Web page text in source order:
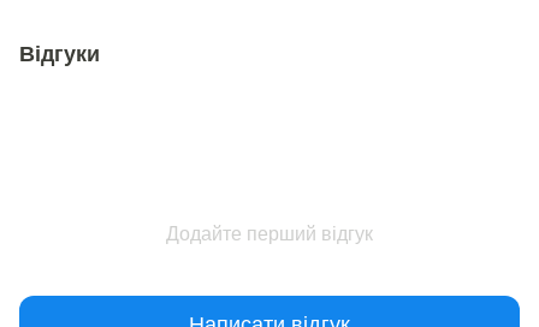
Відгуки
Додайте перший відгук